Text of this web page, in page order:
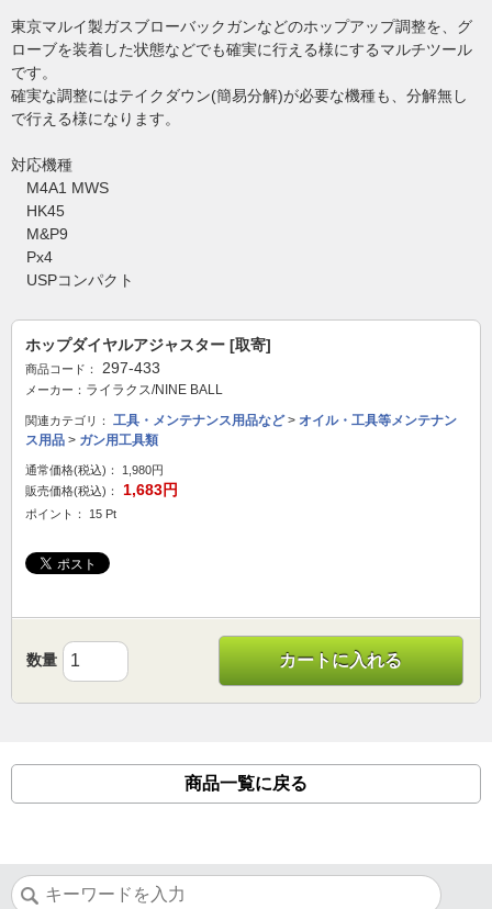
東京マルイ製ガスブローバックガンなどのホップアップ調整を、グ
ローブを装着した状態などでも確実に行える様にするマルチツール
です。
確実な調整にはテイクダウン(簡易分解)が必要な機種も、分解無し
で行える様になります。
対応機種
M4A1 MWS
HK45
M&P9
Px4
USPコンパクト
ホップダイヤルアジャスター [取寄]
商品コード： 297-433
メーカー： ライラクス/NINE BALL
関連カテゴリ： 工具・メンテナンス用品など> オイル・工具等メンテナン
ス用品 > ガン用工具類
通常価格(税込)：
1,980円
販売価格(税込)：
1,683円
ポイント： 15 Pt
数量 カートに入れる
商品一覧に戻る